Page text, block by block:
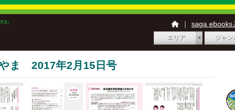
｜ saga ebooks
エリア ジャン
ま 2017年2月15日号